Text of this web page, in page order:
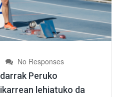
No Responses
Peruko
lehiatuko da